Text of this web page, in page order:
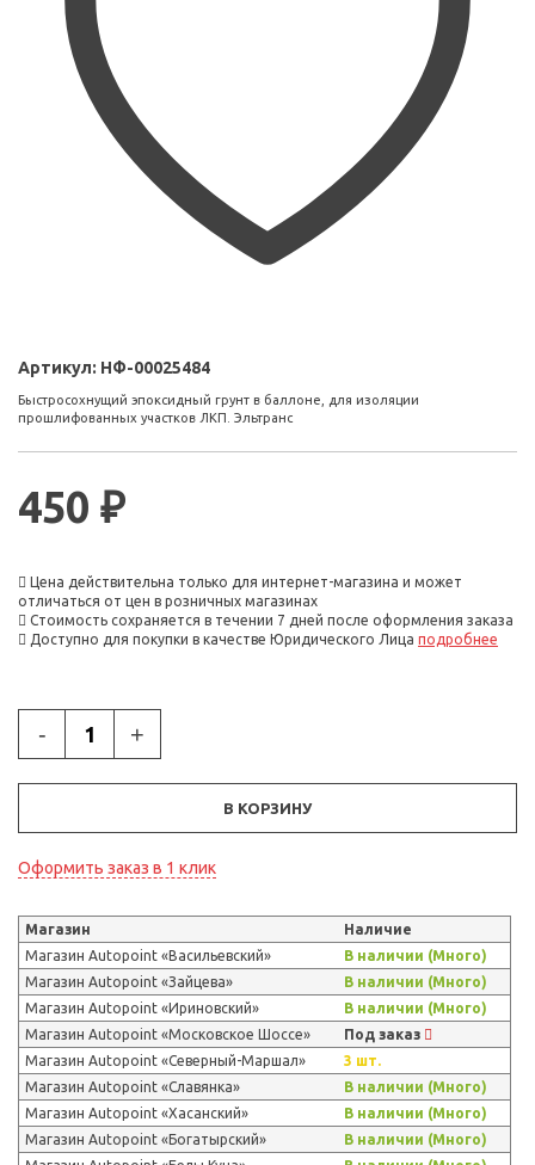
Артикул: НФ-00025484
Быстросохнущий эпоксидный грунт в баллоне, для изоляции
прошлифованных участков ЛКП. Эльтранс
450 ₽
Цена действительна только для интернет-магазина и может
отличаться от цен в розничных магазинах
Стоимость сохраняется в течении 7 дней после оформления заказа
Доступно для покупки в качестве Юридического Лица подробнее
- +
В КОРЗИНУ
Оформить заказ в 1 клик
Магазин
Наличие
Магазин Autopoint «Васильевский»
В наличии (Много)
Магазин Autopoint «Зайцева»
В наличии (Много)
Магазин Autopoint «Ириновский»
В наличии (Много)
Магазин Autopoint «Московское Шоссе»
Под заказ
Магазин Autopoint «Северный-Маршал»
3 шт.
Магазин Autopoint «Славянка»
В наличии (Много)
Магазин Autopoint «Хасанский»
В наличии (Много)
Магазин Autopoint «Богатырский»
В наличии (Много)